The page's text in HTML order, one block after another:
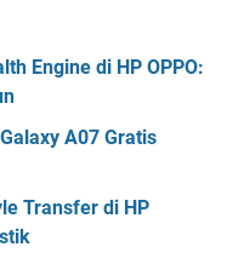
Engine di HP OPPO:
A07 Gratis
Transfer di HP